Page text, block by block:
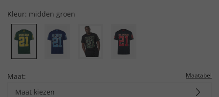
Kleur: midden groen
Maat: Maatabel
Maat kiezen